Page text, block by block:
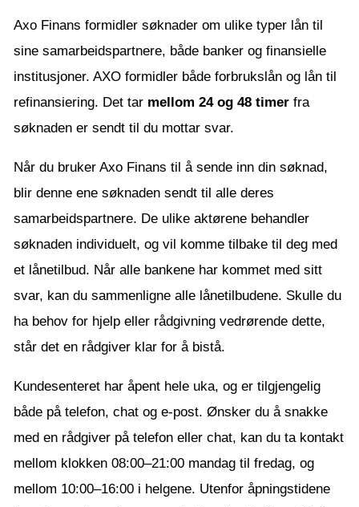
Axo Finans formidler søknader om ulike typer lån til
sine samarbeidspartnere, både banker og finansielle
institusjoner. AXO formidler både forbrukslån og lån til
refinansiering. Det tar mellom 24 og 48 timer fra
søknaden er sendt til du mottar svar.
Når du bruker Axo Finans til å sende inn din søknad,
blir denne ene søknaden sendt til alle deres
samarbeidspartnere. De ulike aktørene behandler
søknaden individuelt, og vil komme tilbake til deg med
et lånetilbud. Når alle bankene har kommet med sitt
svar, kan du sammenligne alle lånetilbudene. Skulle du
ha behov for hjelp eller rådgivning vedrørende dette,
står det en rådgiver klar for å bistå.
Kundesenteret har åpent hele uka, og er tilgjengelig
både på telefon, chat og e-post. Ønsker du å snakke
med en rådgiver på telefon eller chat, kan du ta kontakt
mellom klokken 08:00–21:00 mandag til fredag, og
mellom 10:00–16:00 i helgene. Utenfor åpningstidene